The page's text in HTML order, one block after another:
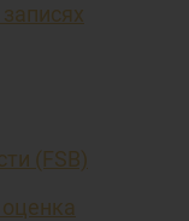
(FSB)